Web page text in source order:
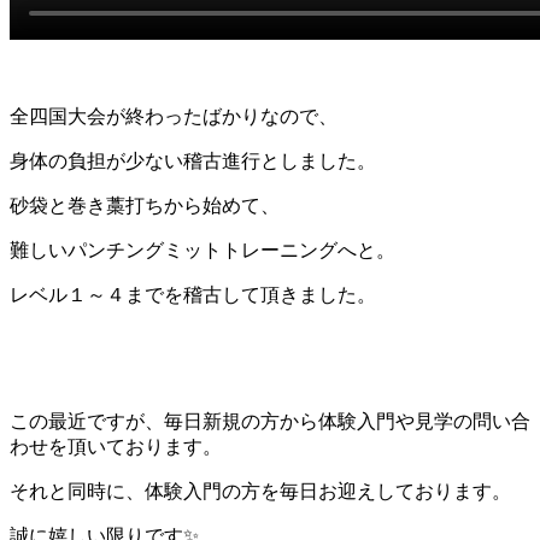
全四国大会が終わったばかりなので、
身体の負担が少ない稽古進行としました。
砂袋と巻き藁打ちから始めて、
難しいパンチングミットトレーニングへと。
レベル１～４までを稽古して頂きました。
この最近ですが、毎日新規の方から体験入門や見学の問い合
わせを頂いております。
それと同時に、体験入門の方を毎日お迎えしております。
誠に嬉しい限りです✨